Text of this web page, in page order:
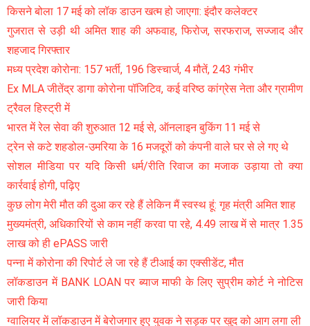
किसने बोला 17 मई को लॉक डाउन खत्म हो जाएगा: इंदौर कलेक्टर
गुजरात से उड़ी थी अमित शाह की अफवाह, फिरोज, सरफराज, सज्जाद और
शहजाद गिरफ्तार
मध्य प्रदेश कोरोना: 157 भर्ती, 196 डिस्चार्ज, 4 मौतें, 243 गंभीर
Ex MLA जीतेंद्र डागा कोरोना पॉजिटिव, कई वरिष्ठ कांग्रेस नेता और ग्रामीण
ट्रैवल हिस्ट्री में
भारत में रेल सेवा की शुरुआत 12 मई से, ऑनलाइन बुकिंग 11 मई से
ट्रेन से कटे शहडोल-उमरिया के 16 मजदूरों को कंपनी वाले घर से ले गए थे
सोशल मीडिया पर यदि किसी धर्म/रीति रिवाज का मजाक उड़ाया तो क्या
कार्रवाई होगी, पढ़िए
कुछ लोग मेरी मौत की दुआ कर रहे हैं लेकिन मैं स्वस्थ हूं: गृह मंत्री अमित शाह
मुख्यमंत्री, अधिकारियों से काम नहीं करवा पा रहे, 4.49 लाख में से मात्र 1.35
लाख को ही ePASS जारी
पन्ना में कोरोना की रिपोर्ट ले जा रहे हैं टीआई का एक्सीडेंट, मौत
लॉकडाउन में BANK LOAN पर ब्याज माफी के लिए सुप्रीम कोर्ट ने नोटिस
जारी किया
ग्वालियर में लॉकडाउन में बेरोजगार हुए युवक ने सड़क पर खुद को आग लगा ली